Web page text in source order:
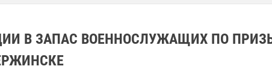
В ЗАПАС ВОЕННОСЛУЖАЩИХ ПО